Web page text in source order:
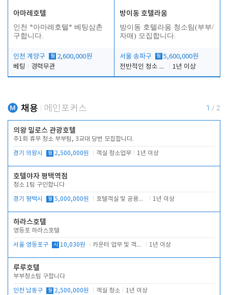
아마레호텔
인천 *아마레호텔* 베팅삼촌
구합니다.
인천 계양구 월 2,600,000원
베팅
경력무관
방이동 호텔라움
방이동 호텔라움 청소팀(부부/
자매) 모집합니다.
서울 송파구 월 5,600,000원
전반적인 청소 업무(객실청소.객실정리)
1년 이상
채용 메인포커스 1 / 2
의왕 밀로스 관광호텔
주1회 휴무 청소 부부팀, 3교대 당번 모집합니다.
경기 의왕시 월 2,500,000원 객실 청소업무 1년 이상
호텔야자 평택역점
청소 1팀 구인합니다
경기 평택시 월 5,000,000원 호텔객실 및 공용시설 청소 관리 1년 이상
하라스호텔
영등포 하라스호텔
서울 영등포구 시 10,030원 카운터 업무 및 객실관리(청소상태 확인, 객실판매) 1년 이상
루루호텔
부부청소팀 구합니다
인천 남동구 월 2,500,000원 객실 청소 1년 이상